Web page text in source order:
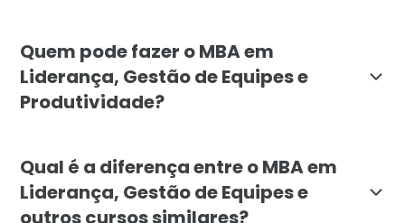
Quem pode fazer o MBA em
Liderança, Gestão de Equipes e
Produtividade?
Qual é a diferença entre o MBA em
Liderança, Gestão de Equipes e
outros cursos similares?